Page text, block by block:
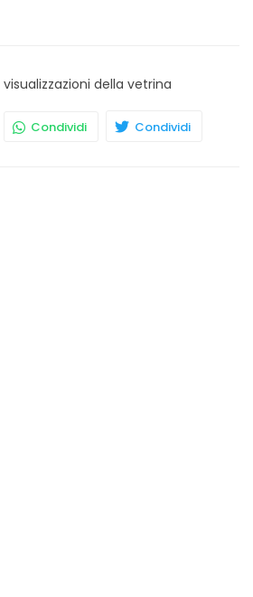
visualizzazioni della vetrina
Condividi Condividi